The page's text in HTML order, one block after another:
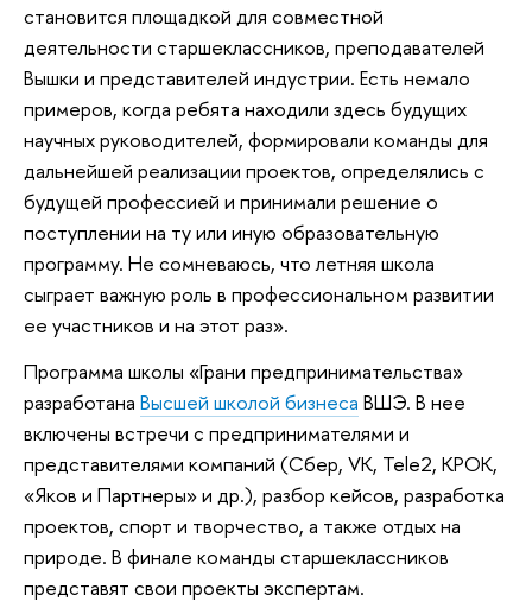
становится площадкой для совместной
деятельности старшеклассников, преподавателей
Вышки и представителей индустрии. Есть немало
примеров, когда ребята находили здесь будущих
научных руководителей, формировали команды для
дальнейшей реализации проектов, определялись с
будущей профессией и принимали решение о
поступлении на ту или иную образовательную
программу. Не сомневаюсь, что летняя школа
сыграет важную роль в профессиональном развитии
ее участников и на этот раз».
Программа школы «Грани предпринимательства»
разработана Высшей школой бизнеса ВШЭ. В нее
включены встречи с предпринимателями и
представителями компаний (Сбер, VK, Теlе2, КРОК,
«Яков и Партнеры» и др.), разбор кейсов, разработка
проектов, спорт и творчество, а также отдых на
природе. В финале команды старшеклассников
представят свои проекты экспертам.